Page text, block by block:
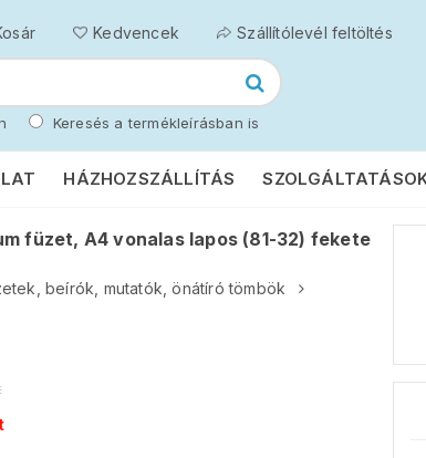
Kedvencek Szállítólevél feltöltés
Keresés a termékleírásban is
HÁZHOZSZÁLLÍTÁS
füzet, A4 vonalas lapos (81-32) fekete
beírók, mutatók, önátíró tömbök